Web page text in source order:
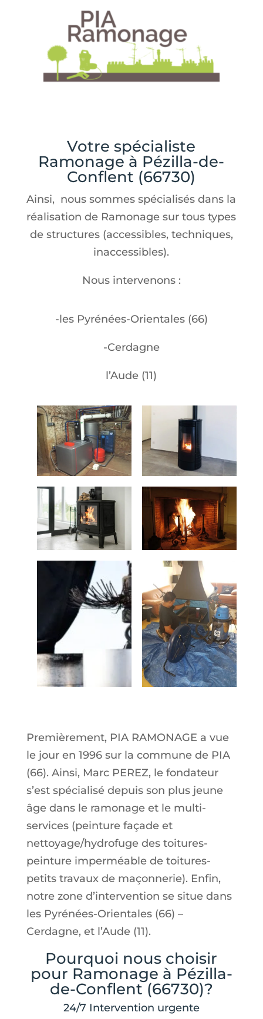
Votre spécialiste
Ramonage à Pézilla-de-
Conflent (66730)
Ainsi, nous sommes spécialisés dans la
réalisation de Ramonage sur tous types
de structures (accessibles, techniques,
inaccessibles).
Nous intervenons :
-les Pyrénées-Orientales (66)
-Cerdagne
l’Aude (11)
Premièrement, PIA RAMONAGE a vue
le jour en 1996 sur la commune de PIA
(66). Ainsi, Marc PEREZ, le fondateur
s’est spécialisé depuis son plus jeune
âge dans le ramonage et le multi-
services (peinture façade et
nettoyage/hydrofuge des toitures-
peinture imperméable de toitures-
petits travaux de maçonnerie). Enfin,
notre zone d’intervention se situe dans
les Pyrénées-Orientales (66) –
Cerdagne, et l’Aude (11).
Pourquoi nous choisir
pour Ramonage à Pézilla-
de-Conflent (66730)?
24/7 Intervention urgente